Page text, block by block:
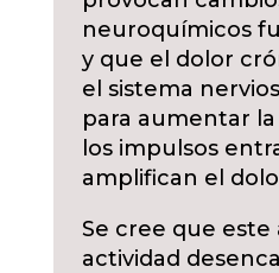
neuroquímicos
y que el dolor
el sistema
para aumentar la
los impulsos
amplifican el
Se cree que
actividad